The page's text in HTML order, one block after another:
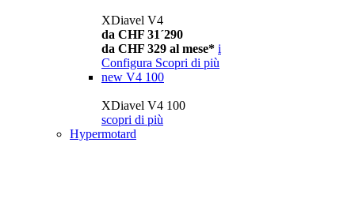
XDiavel V4
da CHF 31´290
da CHF 329 al mese* i
Configura Scopri di più
new V4 100
XDiavel V4 100
scopri di più
Hypermotard